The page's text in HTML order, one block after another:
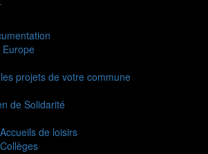
les projets de votre commune
de Solidarité
de loisirs